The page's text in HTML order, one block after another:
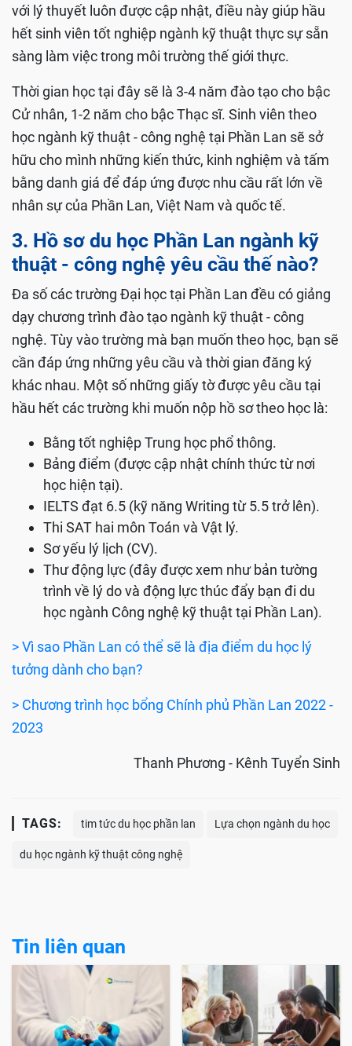
với lý thuyết luôn được cập nhật, điều này giúp hầu
hết sinh viên tốt nghiệp ngành kỹ thuật thực sự sẵn
sàng làm việc trong môi trường thế giới thực.
Thời gian học tại đây sẽ là 3-4 năm đào tạo cho bậc
Cử nhân, 1-2 năm cho bậc Thạc sĩ. Sinh viên theo
học ngành kỹ thuật - công nghệ tại Phần Lan sẽ sở
hữu cho mình những kiến thức, kinh nghiệm và tấm
bằng danh giá để đáp ứng được nhu cầu rất lớn về
nhân sự của Phần Lan, Việt Nam và quốc tế.
3. Hồ sơ du học Phần Lan ngành kỹ
thuật - công nghệ yêu cầu thế nào?
Đa số các trường Đại học tại Phần Lan đều có giảng
dạy chương trình đào tạo ngành kỹ thuật - công
nghệ. Tùy vào trường mà bạn muốn theo học, bạn sẽ
cần đáp ứng những yêu cầu và thời gian đăng ký
khác nhau. Một số những giấy tờ được yêu cầu tại
hầu hết các trường khi muốn nộp hồ sơ theo học là:
Bằng tốt nghiệp Trung học phổ thông.
Bảng điểm (được cập nhật chính thức từ nơi
học hiện tại).
IELTS đạt 6.5 (kỹ năng Writing từ 5.5 trở lên).
Thi SAT hai môn Toán và Vật lý.
Sơ yếu lý lịch (CV).
Thư động lực (đây được xem như bản tường
trình về lý do và động lực thúc đẩy bạn đi du
học ngành Công nghệ kỹ thuật tại Phần Lan).
> Vì sao Phần Lan có thể sẽ là địa điểm du học lý
tưởng dành cho bạn?
> Chương trình học bổng Chính phủ Phần Lan 2022 -
2023
Thanh Phương - Kênh Tuyển Sinh
TAGS: tim tức du học phần lan Lựa chọn ngành du học
du học ngành kỹ thuật công nghệ
Tin liên quan